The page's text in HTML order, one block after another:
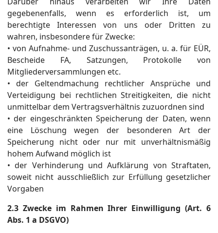
gegebenenfalls, wenn es erforderlich ist, um
berechtigte Interessen von uns oder Dritten zu
wahren, insbesondere für Zwecke:
• von Aufnahme- und Zuschussanträgen, u. a. für EÜR,
Bescheide FA, Satzungen, Protokolle von
Mitgliederversammlungen etc.
• der Geltendmachung rechtlicher Ansprüche und
Verteidigung bei rechtlichen Streitigkeiten, die nicht
unmittelbar dem Vertragsverhältnis zuzuordnen sind
• der eingeschränkten Speicherung der Daten, wenn
eine Löschung wegen der besonderen Art der
Speicherung nicht oder nur mit unverhältnismäßig
hohem Aufwand möglich ist
• der Verhinderung und Aufklärung von Straftaten,
soweit nicht ausschließlich zur Erfüllung gesetzlicher
Vorgaben
2.3 Zwecke im Rahmen Ihrer Einwilligung (Art. 6
Abs. 1 a DSGVO)